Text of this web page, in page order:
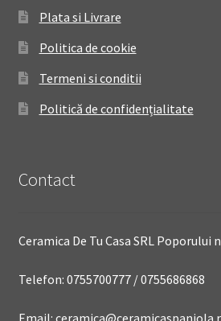
Plata si Livrare
Politica de cookie
Termeni si conditii
Politică de confidențialitate
Contact
Ceramica De Tu Casa SRL Poporului
Telefon: 0755700777 / 0755686868
Email: